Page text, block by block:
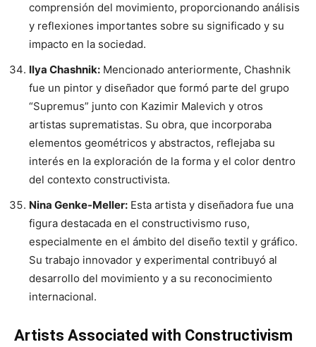
comprensión del movimiento, proporcionando análisis
y reflexiones importantes sobre su significado y su
impacto en la sociedad.
Ilya Chashnik: Mencionado anteriormente, Chashnik
fue un pintor y diseñador que formó parte del grupo
“Supremus” junto con Kazimir Malevich y otros
artistas suprematistas. Su obra, que incorporaba
elementos geométricos y abstractos, reflejaba su
interés en la exploración de la forma y el color dentro
del contexto constructivista.
Nina Genke-Meller: Esta artista y diseñadora fue una
figura destacada en el constructivismo ruso,
especialmente en el ámbito del diseño textil y gráfico.
Su trabajo innovador y experimental contribuyó al
desarrollo del movimiento y a su reconocimiento
internacional.
Artists Associated with Constructivism